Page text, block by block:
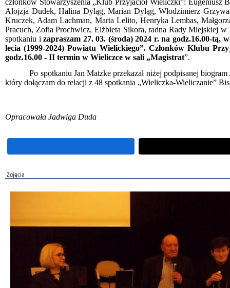
Alojzja Dudek, Halina Dyląg, Marian Dyląg, Włodzimierz
Kruczek, Adam Lachman, Marta Lelito, Henryka Lembas,
Pracuch, Zofia Prochwicz, Elżbieta Sikora, radna Rady Miejskiej
spotkaniu izapraszam 27. 03. (środa) 2024 r. na godz.16.00-
lecia (1999-2024) Powiatu Wielickiego”. Członków Klubu
godz.16.00 - II termin w Wieliczce w sali „Magistrat”.
Po spotkaniu Jan Matzke przekazał niżej podpisanej
który dołączam do relacji z 48 spotkania „Wieliczka-Wieliczanie”
Opracowała Jadwiga Duda
Zdjęcia